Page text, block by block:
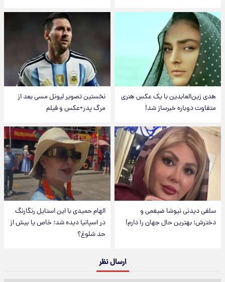
هدی زین‌العابدین با یک عکس هنری
متفاوت دوباره خبرساز شد!
نخستین تصویر لیونل مسی بعد از
مرگ پدر+عکس و فیلم
سلفی دیدنی نیوشا ضیغمی و
دخترش؛ بهترین حال جهان را دارم!
الهام حمیدی با این استایل رنگارنگ
در اسپانیا دیده شد؛ خاص یا بیش از
حد شلوغ؟
ارسال نظر